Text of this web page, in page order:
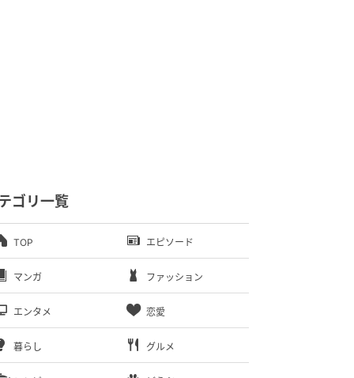
ゴリ一覧
TOP エピソード
マンガ ファッション
エンタメ 恋愛
暮らし グルメ